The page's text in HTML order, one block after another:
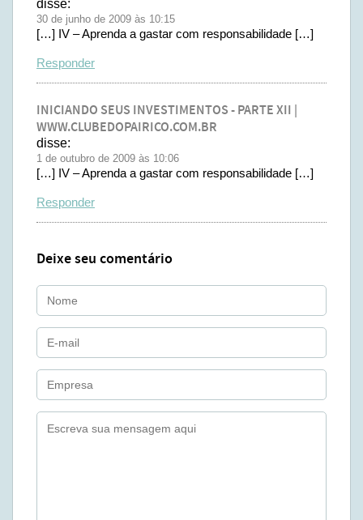
disse:
30 de junho de 2009 às 10:15
[…] IV – Aprenda a gastar com responsabilidade […]
Responder
INICIANDO SEUS INVESTIMENTOS - PARTE XII |
WWW.CLUBEDOPAIRICO.COM.BR
disse:
1 de outubro de 2009 às 10:06
[…] IV – Aprenda a gastar com responsabilidade […]
Responder
Deixe seu comentário